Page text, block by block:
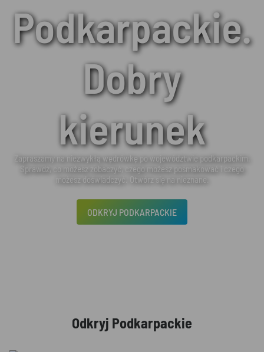
Podkarpackie.
Dobry
kierunek
Zapraszamy na niezwykłą wędrówkę po województwie podkarpackim.
Sprawdź, co możesz zobaczyć, czego możesz posmakować i czego
możesz doświadczyć. Otwórz się na nieznane.
ODKRYJ PODKARPACKIE
Odkryj Podkarpackie